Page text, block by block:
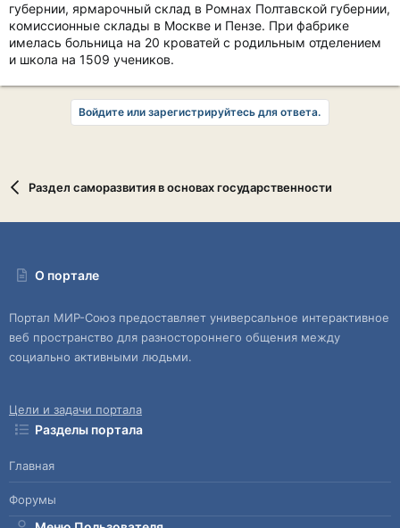
губернии, ярмарочный склад в Ромнах Полтавской губернии,
комиссионные склады в Москве и Пензе. При фабрике
имелась больница на 20 кроватей с родильным отделением
и школа на 1509 учеников.
Войдите или зарегистрируйтесь для ответа.
Раздел саморазвития в основах государственности
О портале
Портал МИР-Союз предоставляет универсальное интерактивное
веб пространство для разностороннего общения между
социально активными людьми.
Цели и задачи портала
Разделы портала
Главная
Форумы